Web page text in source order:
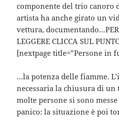
componente del trio canoro
artista ha anche girato un
vettura, documentando…PER
LEGGERE CLICCA SUL
[nextpage title=”Persone in
…la potenza delle fiamme.
necessaria la chiusura di un
molte persone si sono
panico: la situazione è poi